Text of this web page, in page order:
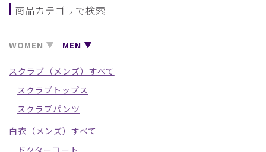
商品カテゴリで検索
WOMEN MEN
スクラブ（メンズ）すべて
スクラブトップス
スクラブパンツ
白衣（メンズ）すべて
ドクターコート